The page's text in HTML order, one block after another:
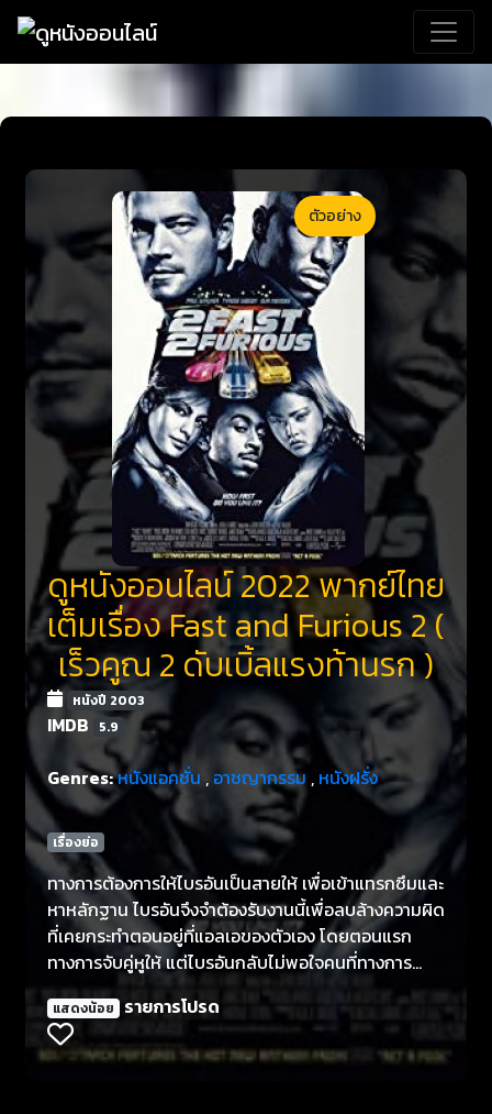
ตัวอย่าง
ดูหนังออนไลน์ 2022 พากย์ไทย
เต็มเรื่อง Fast and Furious 2 (
เร็วคูณ 2 ดับเบิ้ลแรงท้านรก )
หนังปี 2003
IMDB 5.9
Genres:หนังแอคชั่น , อาชญากรรม , หนังฝรั่ง
เรื่องย่อ
ทางการต้องการให้ไบรอันเป็นสายให้ เพื่อเข้าแทรกซึมและ
หาหลักฐาน ไบรอันจึงจำต้องรับงานนี้เพื่อลบล้างความผิด
ที่เคยกระทำตอนอยู่ที่แอลเอของตัวเอง โดยตอนแรก
ทางการจับคู่หูให้ แต่ไบรอันกลับไม่พอใจคนที่ทางการ
เสนอให้ ไบรอันกลับเสนอที่จะหาคู่หูเอง ไบรอันได้ไปปรับ
ความสัมพันธ์ฉันเพื่อนกับซี้เก่า ซึ่งตอนนี้ได้รับสิทธิ์
ภาคทัณฑ์ให้ออกจากบ้านได้ไม่เกินร้อยหลา ณ สนามแข่ง
แห่งหนึ่ง หลังจากที่เคยโดนจับจำคุก 3 ปีข้อหาขโมยรถ
แสดงน้อย รายการโปรด